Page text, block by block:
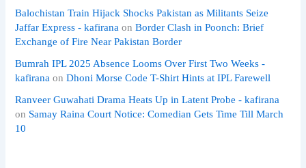
Balochistan Train Hijack Shocks Pakistan as Militants Seize
Jaffar Express - kafirana onBorder Clash in Poonch: Brief
Exchange of Fire Near Pakistan Border
Bumrah IPL 2025 Absence Looms Over First Two Weeks -
kafirana onDhoni Morse Code T-Shirt Hints at IPL Farewell
Ranveer Guwahati Drama Heats Up in Latent Probe - kafirana
on Samay Raina Court Notice: Comedian Gets Time Till March
10